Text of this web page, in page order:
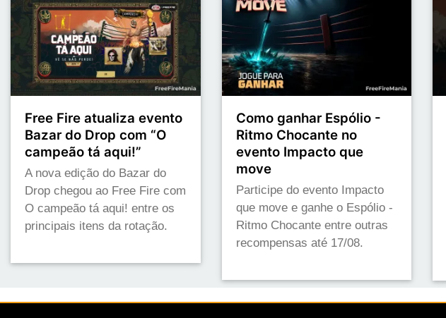
Free Fire atualiza evento
Bazar do Drop com “O
campeão tá aqui!”
A nova edição do Bazar do
Drop chegou ao Free Fire com
O campeão tá aqui! entre os
principais itens da rotação.
Como ganhar Espólio -
Ritmo Chocante no
evento Impacto que
move
Participe do evento Impacto
que move e ganhe o Espólio -
Ritmo Chocante entre outras
recompensas até 17/08.